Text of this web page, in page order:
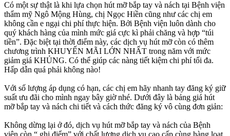
Có một sự thật là khi lựa chọn hút mỡ bắp tay và nách tại Bệnh viện
thẩm mỹ Ngô Mộng Hùng, chị Ngọc Hiền cũng như các chị em
không cần e ngại chi phí thực hiện. Bởi Bệnh viện luôn dành cho
quý khách hàng của mình mức giá cực kì phải chăng và hợp “túi
tiền”. Đặc biệt tại thời điểm này, các dịch vụ hút mỡ còn có thêm
chương trình KHUYẾN MÃI LỚN NHẤT trong năm với mức
giảm giá KHỦNG. Có thể giúp các nàng tiết kiệm chi phí tối đa.
Hấp dẫn quá phải không nào!
Với số lượng áp dụng có hạn, các chị em hãy nhanh tay đăng ký giữ
suất ưu đãi cho mình ngay bây giờ nhé. Dưới đây là bảng giá hút
mỡ bắp tay và nách chi tiết và cách thức đăng ký vô cùng đơn giản:
Không dừng lại ở đó, dịch vụ hút mỡ bắp tay và nách của Bệnh